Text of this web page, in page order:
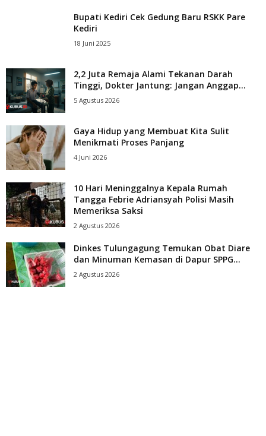
Bupati Kediri Cek Gedung Baru RSKK Pare
Kediri
18 Juni 2025
2,2 Juta Remaja Alami Tekanan Darah
Tinggi, Dokter Jantung: Jangan Anggap...
5 Agustus 2026
Gaya Hidup yang Membuat Kita Sulit
Menikmati Proses Panjang
4 Juni 2026
10 Hari Meninggalnya Kepala Rumah
Tangga Febrie Adriansyah Polisi Masih
Memeriksa Saksi
2 Agustus 2026
Dinkes Tulungagung Temukan Obat Diare
dan Minuman Kemasan di Dapur SPPG...
2 Agustus 2026